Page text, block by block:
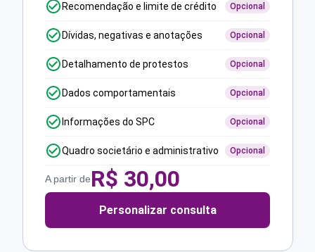
Recomendação e limite de crédito Opcional
Dívidas, negativas e anotações Opcional
Detalhamento de protestos Opcional
Dados comportamentais Opcional
Informações do SPC Opcional
Quadro societário e administrativo Opcional
A partir deR$ 30,00
Personalizar consulta